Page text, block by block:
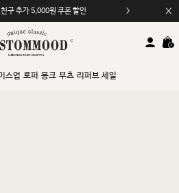
구 추가 5,000원 쿠폰 할인
앱 자동 2,000원 할인
스업 로퍼 몽크 부츠 리퍼브 세일